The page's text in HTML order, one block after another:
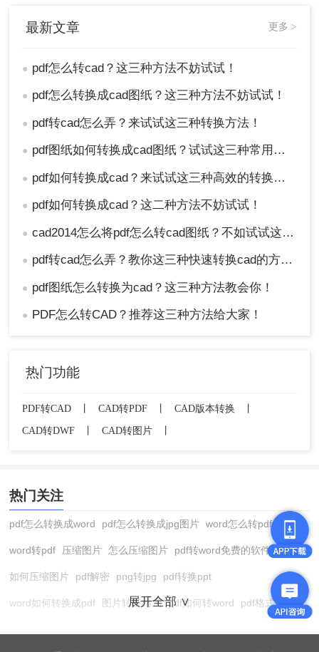
最新文章 更多 >
● pdf怎么转cad？这三种方法不妨试试！
● pdf怎么转换成cad图纸？这三种方法不妨试试！
● pdf转cad怎么弄？来试试这三种转换方法！
● pdf图纸如何转换成cad图纸？试试这三种常用方法！
● pdf如何转换成cad？来试试这三种高效的转换方法！
● pdf如何转换成cad？这二种方法不妨试试！
● cad2014怎么将pdf怎么转cad图纸？不如试试这两个方法！
● pdf转cad怎么弄？教你这三种快速转换cad的方法！
● pdf图纸怎么转换为cad？这三种方法教会你！
● PDF怎么转CAD？推荐这三种方法给大家！
热门功能
PDF转CAD CAD转PDF CAD版本转换
CAD转DWF
CAD转图片
热门关注
pdf怎么转换成word pdf怎么转换成jpg图片 word怎么转pdf
word转pdf 压缩图片 怎么压缩图片 pdf转word免费的软件
如何压缩图片 pdf解密 png转jpg pdf转换ppt
word如何转换成pdf 图片转换格式 pdf如何转word pdf格式转换
展开全部 ∨